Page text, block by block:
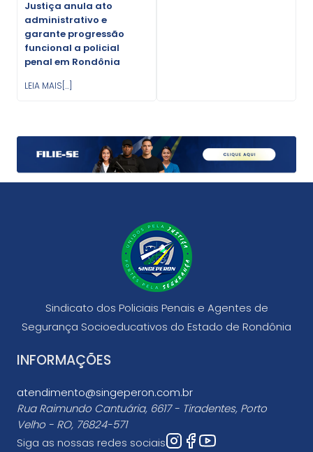
Justiça anula ato
administrativo e
garante progressão
funcional a policial
penal em Rondônia
LEIA MAIS[...]
Sindicato dos Policiais Penais e Agentes de
Segurança Socioeducativos do Estado de Rondônia
INFORMAÇÕES
atendimento@singeperon.com.br
Rua Raimundo Cantuária, 6617 - Tiradentes, Porto
Velho - RO, 76824-571
Siga as nossas redes sociais